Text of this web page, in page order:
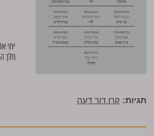
תגיות: קרן דור דעה